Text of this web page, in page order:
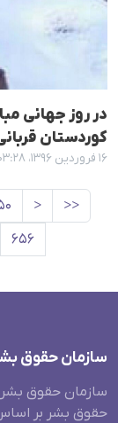
در روز جهانی
کوردستان
۱۶ فروردین ۱۳۹۶، ۰۳:۲۸
<<
<
۶۵۶
سازمان حقوق
سازمان حقوق بشر
حقوق بشر بر